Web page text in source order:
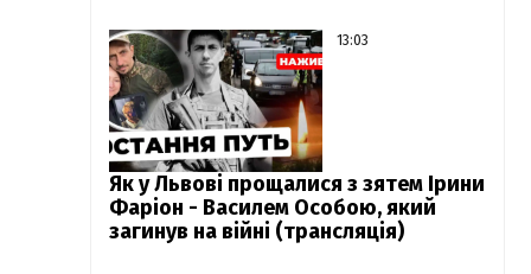
13:03
Як у Львові прощалися з зятем Ірини
Фаріон - Василем Особою, який
загинув на війні (трансляція)